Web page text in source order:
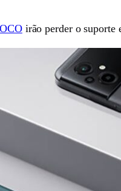
irão perder o suporte